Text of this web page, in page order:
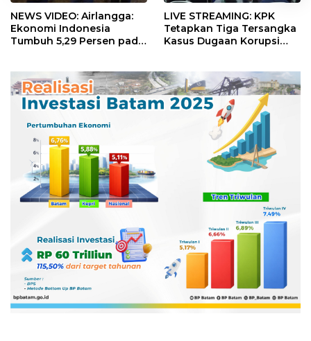
NEWS VIDEO: Airlangga:
Ekonomi Indonesia
Tumbuh 5,29 Persen pada
LIVE STREAMING: KPK
Tetapkan Tiga Tersangka
Kasus Dugaan Korupsi